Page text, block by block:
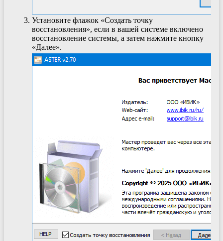
Установите флажок «Создать точку
восстановления», если в вашей системе включено
восстановление системы, а затем нажмите кнопку
«Далее».